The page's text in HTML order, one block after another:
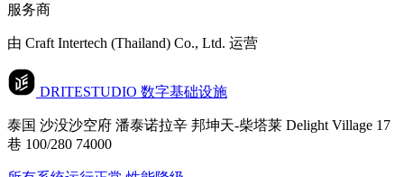
服务商
由 Craft Intertech (Thailand) Co., Ltd. 运营
DRITESTUDIO 数字基础设施
泰国 沙没沙空府 潘泰诺拉辛 邦坤天-柴塔莱 Delight Village 17
巷 100/280 74000